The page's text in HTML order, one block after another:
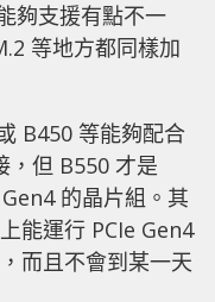
夠支援有點不一
等地方都同樣加
B450 等能夠配合
，但 B550 才是
的晶片組。其
能運行 PCIe Gen4
而且不會到某一天